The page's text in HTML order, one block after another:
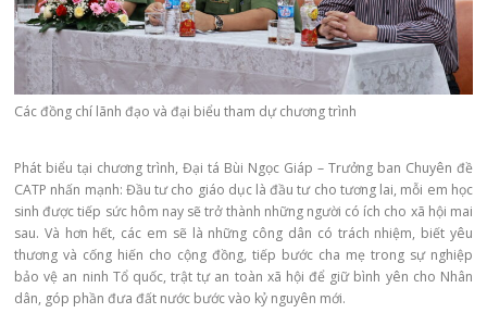
Các đồng chí lãnh đạo và đại biểu tham dự chương trình
Phát biểu tại chương trình, Đại tá Bùi Ngọc Giáp – Trưởng ban Chuyên đề
CATP nhấn mạnh: Đầu tư cho giáo dục là đầu tư cho tương lai, mỗi em học
sinh được tiếp sức hôm nay sẽ trở thành những người có ích cho xã hội mai
sau. Và hơn hết, các em sẽ là những công dân có trách nhiệm, biết yêu
thương và cống hiến cho cộng đồng, tiếp bước cha mẹ trong sự nghiệp
bảo vệ an ninh Tổ quốc, trật tự an toàn xã hội để giữ bình yên cho Nhân
dân, góp phần đưa đất nước bước vào kỷ nguyên mới.​